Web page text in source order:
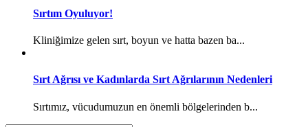
Sırtım Oyuluyor!
Kliniğimize gelen sırt, boyun ve hatta bazen ba...
Sırt Ağrısı ve Kadınlarda Sırt Ağrılarının Nedenleri
Sırtımız, vücudumuzun en önemli bölgelerinden b...